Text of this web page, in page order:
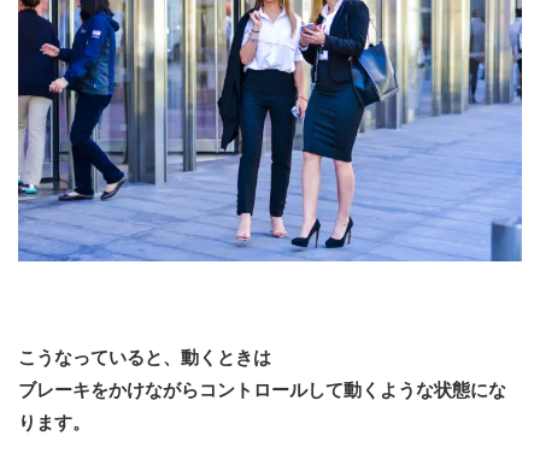
こうなっていると、動くときは
ブレーキをかけながらコントロールして動くような状態にな
ります。